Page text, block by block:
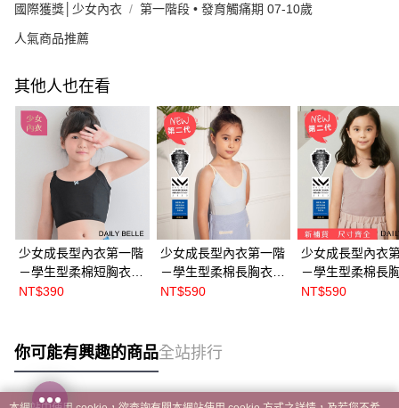
國際獲獎│少女內衣 第一階段 • 發育觸痛期 07-10歲
人氣商品推薦
其他人也在看
少女成長型內衣第一階
－學生型柔棉短胸衣 -
黑【S5609】
NT$390
少女成長型內衣第一階
－學生型柔棉長胸衣 -
藍【S5615】
NT$590
少女成長型內衣
－學生型柔棉長
莫蘭迪款 紫
NT$590
你可能有興趣的商品全站排行